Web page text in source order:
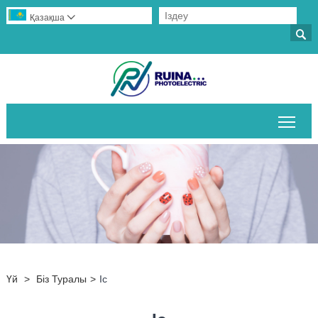

Қазақша 
Үй > Біз Туралы > Іс